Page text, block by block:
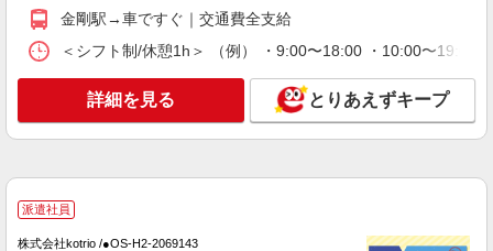
金剛駅→車ですぐ｜交通費全支給
＜シフト制/休憩1h＞ （例） ・9:00〜18:00 ・10:00〜19:00
詳細を見る とりあえずキープ
派遣社員
株式会社kotrio /●OS-H2-2069143